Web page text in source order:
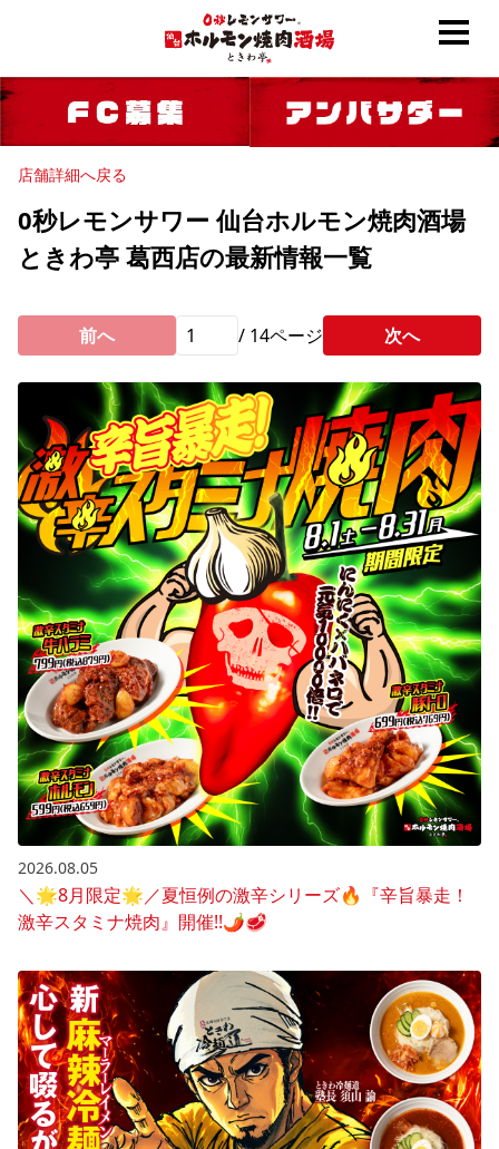
店舗詳細へ戻る
0秒レモンサワー 仙台ホルモン焼肉酒場
ときわ亭 葛西店の最新情報一覧
前へ / 14ページ 次へ
2026.08.05
＼🌟8月限定🌟／夏恒例の激辛シリーズ🔥『辛旨暴走！
激辛スタミナ焼肉』開催!!🌶️🥩